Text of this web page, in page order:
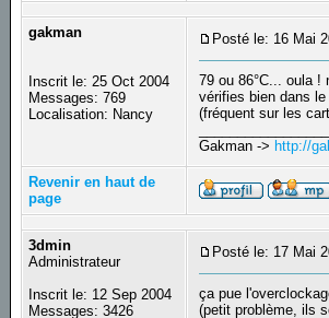
gakman
Inscrit le: 25 Oct 2004
Messages: 769
Localisation: Nancy
Posté le: 16 Mai
79 ou 86°C... oula
vérifies bien dans
(fréquent sur les
Gakman -> http://
Revenir en haut de
page
3dmin
Administrateur
Inscrit le: 12 Sep 2004
Messages: 3426
Posté le: 17 Mai
ça pue
(petit problème, ils